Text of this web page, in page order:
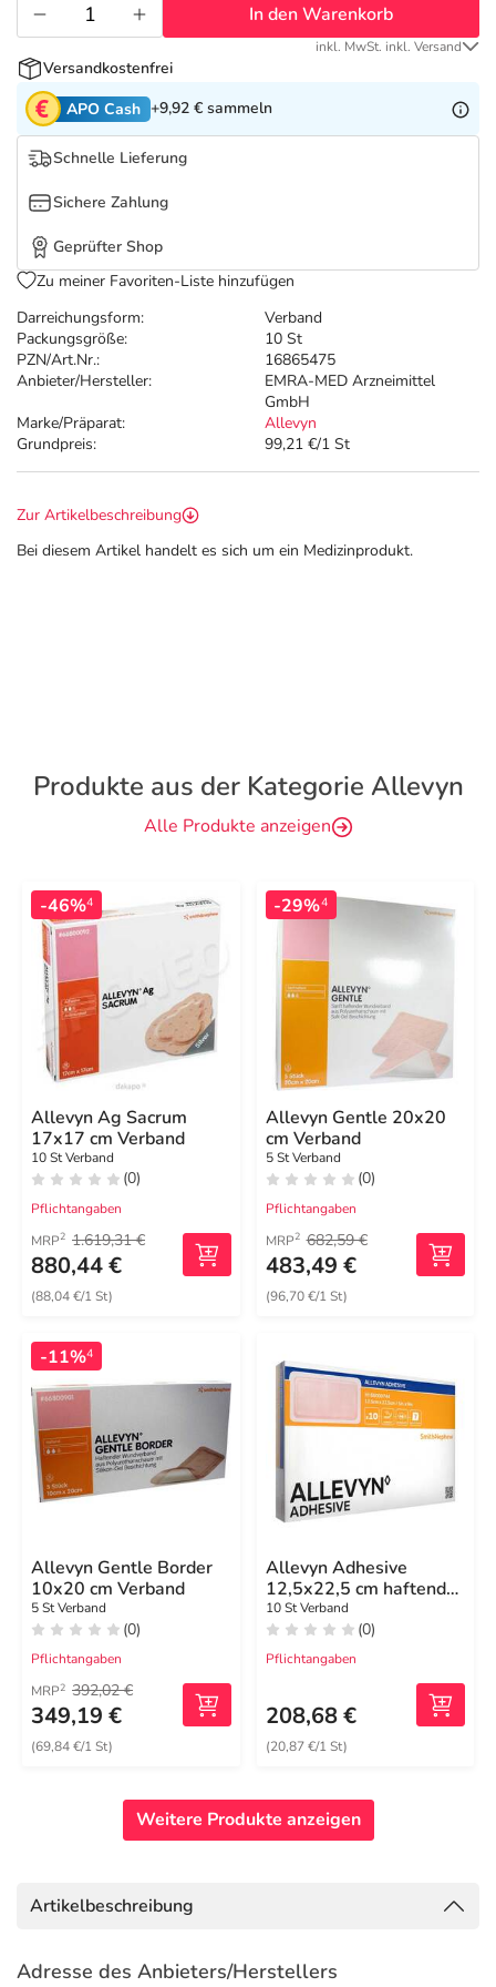
Tierapotheke
Vitamine & Mineralstoffe
Marken
Salus Deals
Darreichungsform:
Verband
Packungsgröße:
10 St
PZN/Art.Nr.:
16865475
Anbieter/Hersteller:
EMRA-MED Arzneimittel
GmbH
Marke/Präparat:
Allevyn
Grundpreis:
99,21 €/1 St
In den Warenkorb
inkl. MwSt. inkl. Versand
Versandkostenfrei
APO Cash +9,92 € sammeln
Schnelle Lieferung
Sichere Zahlung
Geprüfter Shop
Zu meiner Favoriten-Liste hinzufügen
Zur Artikelbeschreibung
Bei diesem Artikel handelt es sich um ein Medizinprodukt.
Produkte aus der Kategorie Allevyn
Alle Produkte anzeigen
-46%4
Allevyn Ag Sacrum
17x17 cm Verband
10 St Verband
(0)
Pflichtangaben
MRP2 1.619,31 €
880,44 €
(88,04 €/1 St)
-29%4
Allevyn Gentle 20x20
cm Verband
5 St Verband
(0)
Pflichtangaben
MRP2 682,59 €
483,49 €
(96,70 €/1 St)
-11%4
Allevyn Gentle Border
10x20 cm Verband
5 St Verband
(0)
Pflichtangaben
MRP2 392,02 €
349,19 €
(69,84 €/1 St)
Allevyn Adhesive
12,5x22,5 cm haftende
Wundauflage
10 St Verband
(0)
Pflichtangaben
208,68 €
(20,87 €/1 St)
Weitere Produkte anzeigen
Artikelbeschreibung
Adresse des Anbieters/Herstellers